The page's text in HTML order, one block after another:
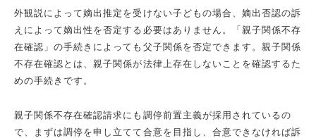
外観説によって嫡出推定を受けない子どもの場合、嫡出否認の訴
えによって嫡出性を否定する必要はありません。「親子関係不存
在確認」の手続きによっても父子関係を否定できます。親子関係
不存在確認とは、親子関係が法律上存在しないことを確認するた
めの手続きです。
親子関係不存在確認請求にも調停前置主義が採用されているの
で、まずは調停を申し立てて合意を目指し、合意できなければ訴